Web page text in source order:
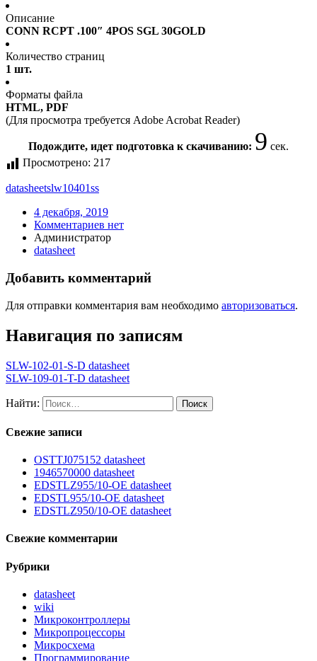
Описание
CONN RCPT .100″ 4POS SGL 30GOLD
Количество страниц
1 шт.
Форматы файла
HTML, PDF
(Для просмотра требуется Adobe Acrobat Reader)
Подождите, идет подготовка к скачиванию: 9 сек.
Просмотрено: 217
datasheetslw10401ss
4 декабря, 2019
Комментариев нет
Администратор
datasheet
Добавить комментарий
Для отправки комментария вам необходимо авторизоваться.
Навигация по записям
SLW-102-01-S-D datasheet
SLW-109-01-T-D datasheet
Найти:
Свежие записи
OSTTJ075152 datasheet
1946570000 datasheet
EDSTLZ955/10-OE datasheet
EDSTL955/10-OE datasheet
EDSTLZ950/10-OE datasheet
Свежие комментарии
Рубрики
datasheet
wiki
Микроконтроллеры
Микропроцессоры
Микросхема
Программирование